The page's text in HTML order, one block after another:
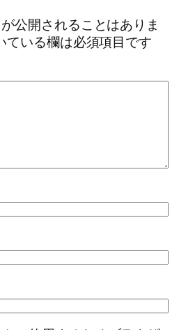
公開されることはありま
ている欄は必須項目です